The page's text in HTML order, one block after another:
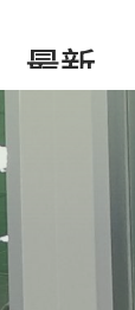
最新